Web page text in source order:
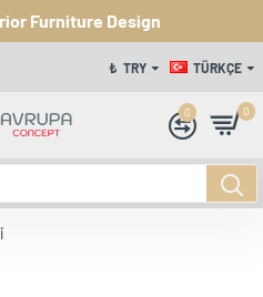
Furniture Design
₺ TRY TÜRKÇE
0 0